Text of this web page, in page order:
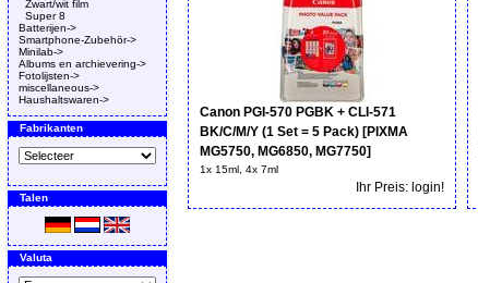
Zwart/wit film
Super 8
Batterijen->
Smartphone-Zubehör->
Minilab->
Albums en archievering->
Fotolijsten->
miscellaneous->
Haushaltswaren->
Fabrikanten
Talen
Valuta
Canon PGI-570 PGBK + CLI-571
BK/C/M/Y (1 Set = 5 Pack) [PIXMA
MG5750, MG6850, MG7750]
1x 15ml, 4x 7ml
Ihr Preis: login!